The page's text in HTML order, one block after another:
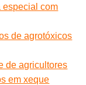
especial com
de agrotóxicos
de agricultores
em xeque